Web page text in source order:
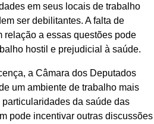
em seus locais de trabalho
ser debilitantes. A falta de
relação a essas questões pode
hostil e prejudicial à saúde.
a Câmara dos Deputados
um ambiente de trabalho mais
da saúde das
pode incentivar outras discussões